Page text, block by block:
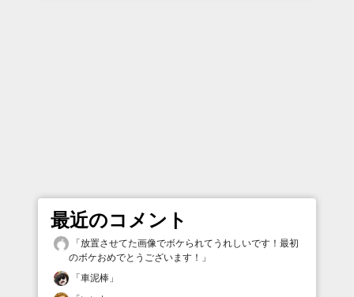
最近のコメント
「放置させてた画像でボケられてうれしいです！最初
のボケおめでとうございます！ 」
「車泥棒 」